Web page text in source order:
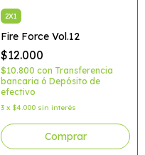
2X1
Fire Force Vol.12
$12.000
$10.800 con Transferencia
bancaria ó Depósito de
efectivo
3 x $4.000 sin interés